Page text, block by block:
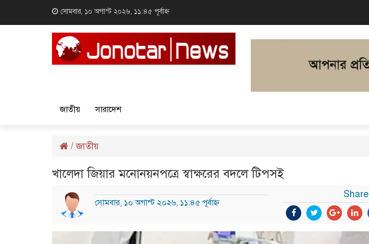
সোমবার, ১০ অগাস্ট ২০২৬, ১১:৪৫ পূর্বাহ্ন
জাতীয় সারাদেশ
/জাতীয়
খালেদা জিয়ার মনোনয়নপত্রে স্বাক্ষরের বদলে টিপসই
সোমবার, ১০ অগাস্ট ২০২৬, ১১:৪৫ পূর্বাহ্ন
Share